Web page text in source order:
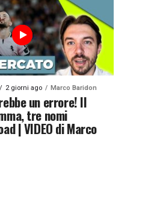
2 giorni ago Marco Baridon
un errore! Il
tre nomi
| VIDEO di Marco